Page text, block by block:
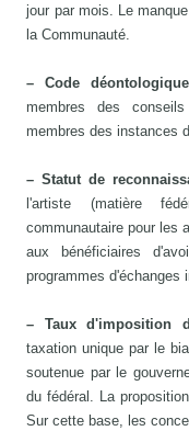
jour par mois. Le
la Communauté.
– Code déontologique
membres des
membres des instances
– Statut de
l'artiste (matière
communautaire pour les
aux bénéficiaires
programmes d'échanges
– Taux d'imposition
taxation unique par le
soutenue par le
du fédéral. La
Sur cette base, les